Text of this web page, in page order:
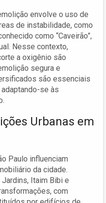
envolve o uso de
de instabilidade, como
como “Caveirão”,
Nesse contexto,
a oxigênio são
segura e
são essenciais
se às
Urbanas em
Paulo influenciam
da cidade.
Itaim Bibi e
com